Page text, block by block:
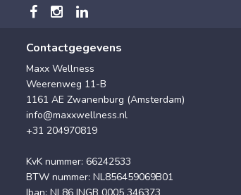
Contactgegevens
Maxx Wellness
Weerenweg 11-B
1161 AE Zwanenburg (Amsterdam)
info@maxxwellness.nl
+31 204970819
KvK nummer: 66242533
BTW nummer: NL856459069B01
Iban: NL86 INGB 0005 346373